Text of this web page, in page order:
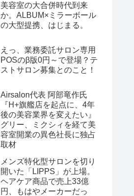
美容室の大合併時代到来
か。ALBUM×ミラーボール
の大型提携、はじまる。
えっ、業務委託サロン専用
POSのβ版0円～で登場？テ
ストサロン募集とのこと！
Airsalon代表 阿部竜作氏
『H+旗艦店を起点に、4年
後の美容業界を変えたい』
グリー、ミクシィを経て美
容室開業の異色社長に独占
取材
メンズ特化型サロンを切り
開いた「LIPPS」が上場。
ヘアケア商品で売上33億
円、もはやメーカーだっ